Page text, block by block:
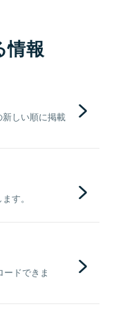
情報
しい順に掲載
す。
ドできま